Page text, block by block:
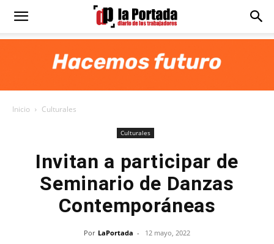
Diario
Inicio Culturales
Culturales
Invitan a participar de
Seminario de Danzas
Contemporáneas
Por LaPortada - 12 mayo, 2022